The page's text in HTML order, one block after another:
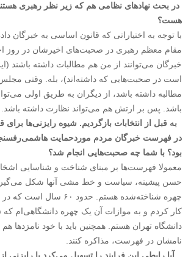
در بحث نهادهای نظامی هم که زیر نظر رهبری
هست؟
با توجه به اختیاراتی که قانون اساسی به خبرگان
مقام معظم رهبری در صحبت‌های اخیرشان در روز
خبرگان می‌توانند از من هم مطالبات داشته باشند
است در صحبت‌هایی که داشته‌اند)، بله. وقتی مجلس
مطالبه داشته باشد، از دیگران به طریق اولی
باشد. پس بر ارتش هم می‌تواند نظارت داشته باشد.
به قبل از انتخابات بازگردیم. شیوه رایزنی‌ها برای
در فهرست خبرگان مردم موردحمایت
بود؟ با شما چه صحبت‌هایی انجام شد؟
معمولا فهرست‌ها بر مبنای شناخت و شناسایی
حسن پیشینه، سیاست و خط مشی آنها شکل
چهره شناخته‌شده هستم. حدود
دانشگاه تهران هستم. همچنین باید با خود نامزدها
نامشان در فهرست، مذاکره کنند.